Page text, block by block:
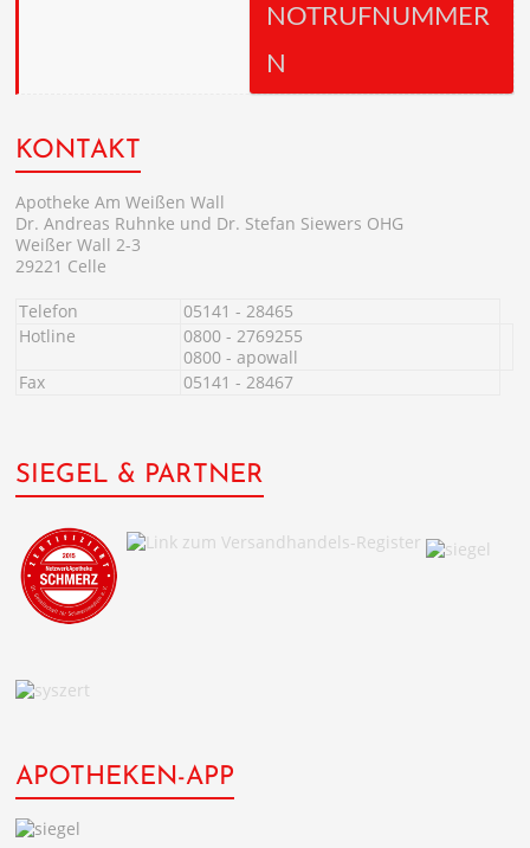
NOTRUFNUMMER
N
KONTAKT
Apotheke Am Weißen Wall
Dr. Andreas Ruhnke und Dr. Stefan Siewers OHG
Weißer Wall 2-3
29221 Celle
Telefon
05141 - 28465
Hotline
0800 - 2769255
0800 - apowall
Fax
05141 - 28467
SIEGEL & PARTNER
APOTHEKEN-APP